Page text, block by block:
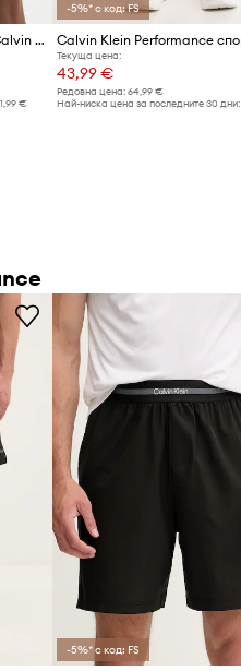
допринася за
Къс панталон за трениране Calvin Klein Performance
€
-5%* с код: FS
Текуща цена:
43,99 €
Редовна цена: 64,99 €
Най-ниска цена за последните 30 дни:
-5%* с код: FS